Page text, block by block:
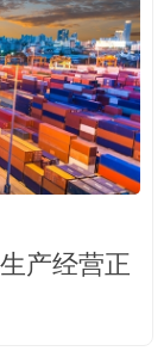
产经营正